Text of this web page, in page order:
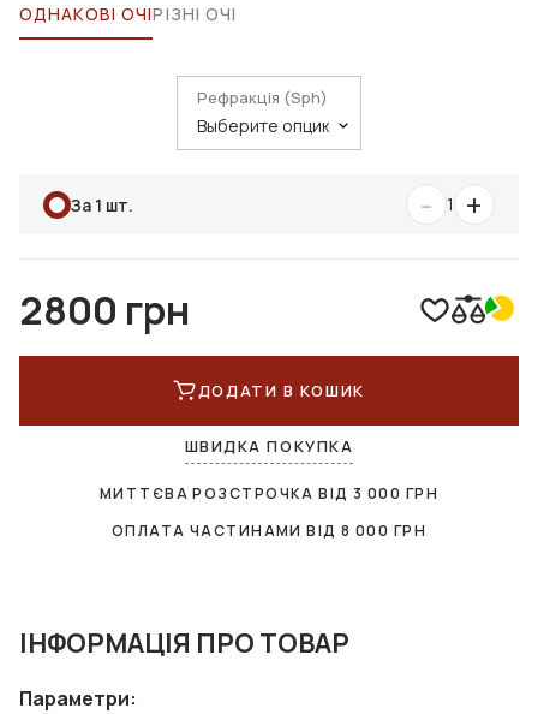
ОДНАКОВІ ОЧІРІЗНІ ОЧІ
Рефракція (Sph)
За 1 шт. - 1 +
2800 грн
ДОДАТИ В КОШИК
ШВИДКА ПОКУПКА
МИТТЄВА РОЗСТРОЧКА ВІД 3 000 ГРН
ОПЛАТА ЧАСТИНАМИ ВІД8 000 ГРН
ІНФОРМАЦІЯ ПРО ТОВАР
Параметри: